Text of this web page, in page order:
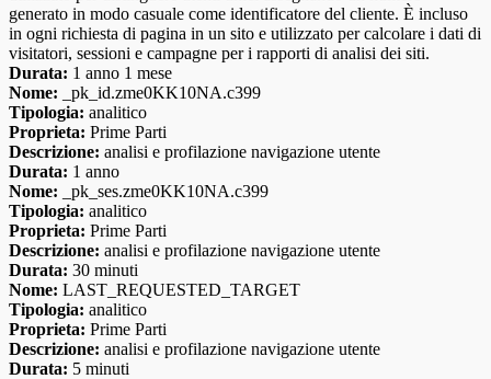
generato in modo casuale come identificatore del cliente. È incluso
in ogni richiesta di pagina in un sito e utilizzato per calcolare i dati di
visitatori, sessioni e campagne per i rapporti di analisi dei siti.
Durata: 1 anno 1 mese
Nome: _pk_id.zme0KK10NA.c399
Tipologia: analitico
Proprieta: Prime Parti
Descrizione: analisi e profilazione navigazione utente
Durata: 1 anno
Nome: _pk_ses.zme0KK10NA.c399
Tipologia: analitico
Proprieta: Prime Parti
Descrizione: analisi e profilazione navigazione utente
Durata: 30 minuti
Nome: LAST_REQUESTED_TARGET
Tipologia: analitico
Proprieta: Prime Parti
Descrizione: analisi e profilazione navigazione utente
Durata: 5 minuti